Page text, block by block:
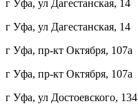
г Уфа, ул Дагестанская, 14
г Уфа, ул Дагестанская, 14
г Уфа, пр-кт Октября, 107а
г Уфа, пр-кт Октября, 107а
г Уфа, ул Достоевского, 134